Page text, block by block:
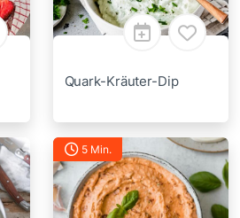
Quark-Kräuter-Dip
5 Min.